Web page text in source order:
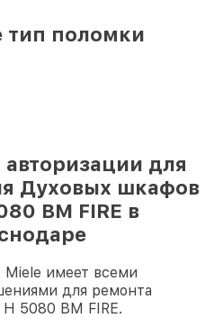
тип поломки
для
Духовых шкафов
BM FIRE в
имеет всеми
для ремонта
5080 BM FIRE.